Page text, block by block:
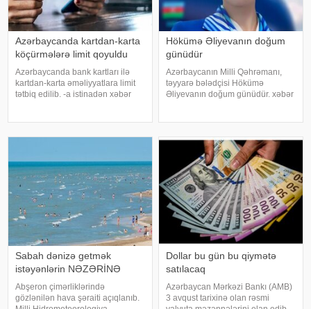
Azərbaycanda kartdan-karta
köçürmələrə limit qoyuldu
Azərbaycanda bank kartları ilə
kartdan-karta əməliyyatlara limit
tətbiq edilib. -a istinadən xəbər
ölkədə kartla əməliyyatlar
Hökümə Əliyevanın doğum
günüdür
Azərbaycanın Milli Qəhrəmanı,
təyyarə bələdçisi Hökümə
Əliyevanın doğum günüdür. xəbər
1996-cı ildə isə Rusiyaya köçüb
və Volqoqra
Sabah dənizə getmək
istəyənlərin NƏZƏRİNƏ
Abşeron çimərliklərində
gözlənilən hava şəraiti açıqlanıb.
Dollar bu gün bu qiymətə
satılacaq
Azərbaycan Mərkəzi Bankı (AMB)
3 avqust tarixinə olan rəsmi